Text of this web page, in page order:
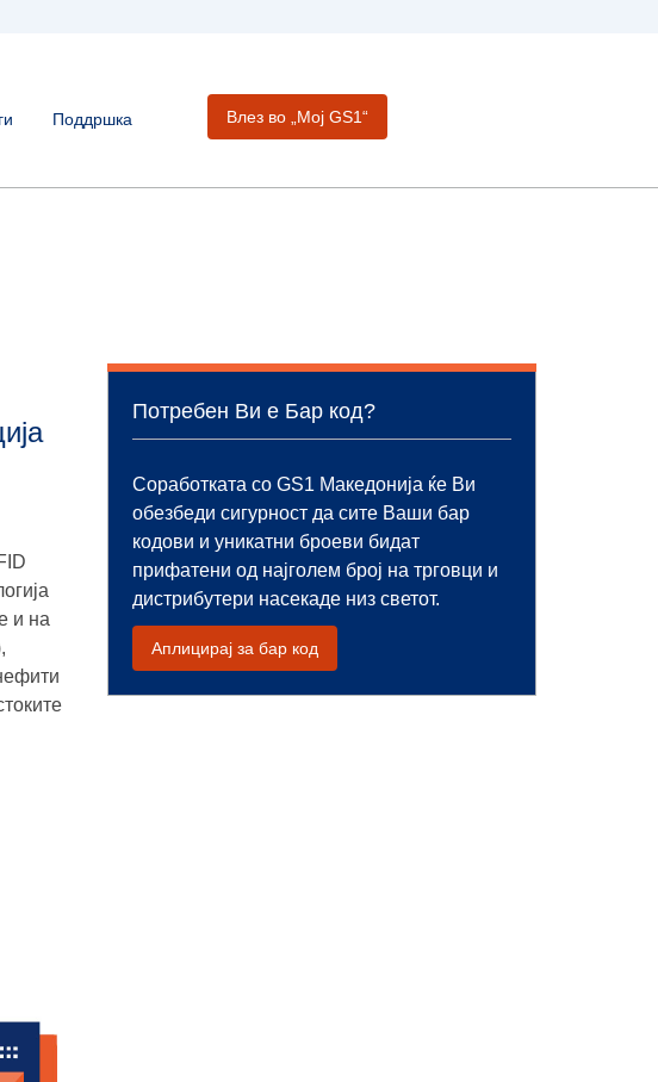
Поддршка Влез во „Moj GS1“
и на
Потребен Ви е Бар код?
Соработката со GS1 Македонија ќе Ви
обезбеди сигурност да сите Ваши бар
кодови и уникатни броеви бидат
прифатени од најголем број на трговци и
дистрибутери насекаде низ светот.
Аплицирај за бар код